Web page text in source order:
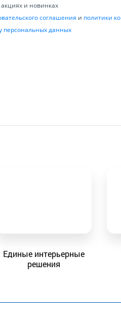
и новинках
соглашения и политики
персональных данных
Единые интерьерные
решения